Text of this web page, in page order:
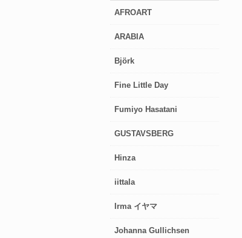
AFROART
ARABIA
Björk
Fine Little Day
Fumiyo Hasatani
GUSTAVSBERG
Hinza
iittala
Irma イヤマ
Johanna Gullichsen